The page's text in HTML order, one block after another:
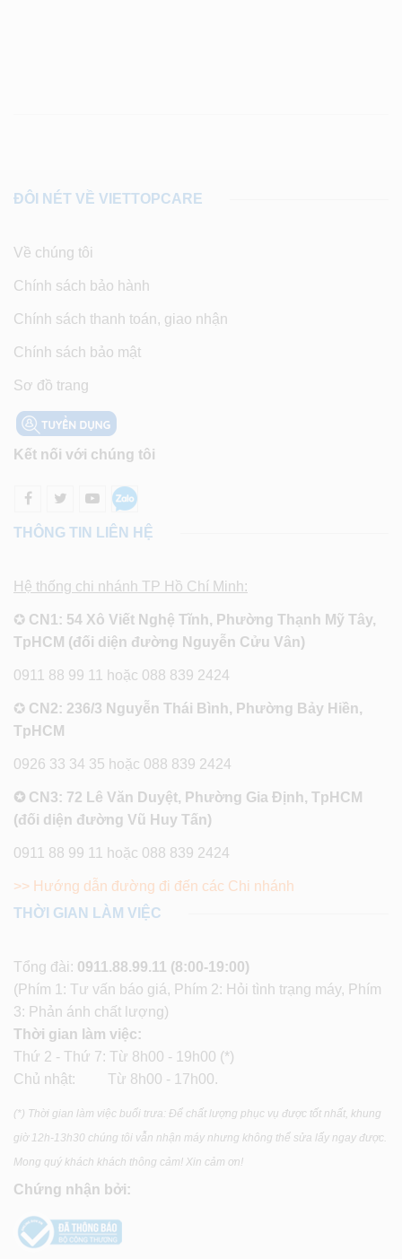
ĐÔI NÉT VỀ VIETTOPCARE
Về chúng tôi
Chính sách bảo hành
Chính sách thanh toán, giao nhận
Chính sách bảo mật
Sơ đồ trang
Kết nối với chúng tôi
THÔNG TIN LIÊN HỆ
Hệ thống chi nhánh TP Hồ Chí Minh:
✪ CN1: 54 Xô Viết Nghệ Tĩnh, Phường Thạnh Mỹ Tây,
TpHCM (đối diện đường Nguyễn Cửu Vân)
0911 88 99 11 hoặc 088 839 2424
✪ CN2: 236/3 Nguyễn Thái Bình, Phường Bảy Hiền,
TpHCM
0926 33 34 35 hoặc 088 839 2424
✪ CN3: 72 Lê Văn Duyệt, Phường Gia Định, TpHCM
(đối diện đường Vũ Huy Tấn)
0911 88 99 11 hoặc 088 839 2424
>> Hướng dẫn đường đi đến các Chi nhánh
THỜI GIAN LÀM VIỆC
Tổng đài: 0911.88.99.11 (8:00-19:00)
(Phím 1: Tư vấn báo giá, Phím 2: Hỏi tình trạng máy, Phím
3: Phản ánh chất lượng)
Thời gian làm việc:
Thứ 2 - Thứ 7: Từ 8h00 - 19h00 (*)
Chủ nhật: Từ 8h00 - 17h00.
(*) Thời gian làm việc buổi trưa: Để chất lượng phục vụ được tốt nhất, khung
giờ 12h-13h30 chúng tôi vẫn nhận máy nhưng không thể sửa lấy ngay được.
Mong quý khách khách thông cảm! Xin cảm ơn!
Chứng nhận bởi: